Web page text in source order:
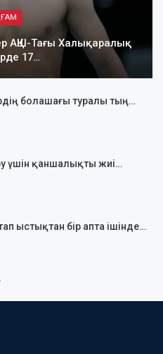
АҚШ-Тағы Халықаралық
17…
болашағы туралы тың…
үшін қаншалықты жиі…
ыстықтан бір апта ішінде…